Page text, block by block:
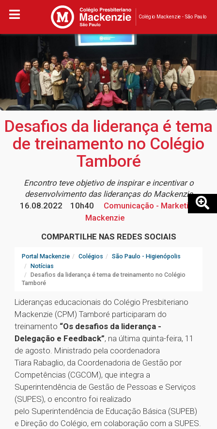
Colégio Mackenzie - São Paulo
Desafios da liderança é tema
de treinamento no Colégio
Tamboré
Encontro teve objetivo de inspirar e incentivar o
desenvolvimento das lideranças do Mackenzie
16.08.2022
10h40
Comunicação - Marketing
Mackenzie
COMPARTILHE NAS REDES SOCIAIS
Portal Mackenzie Colégios
São Paulo - Higienópolis
Notícias
Desafios da liderança é tema de treinamento no Colégio
Tamboré
Lideranças educacionais do Colégio Presbiteriano
Mackenzie (CPM) Tamboré participaram do
treinamento “Os desafios da liderança -
Delegação e Feedback”, na última quinta-feira, 11
de agosto. Ministrado pela coordenadora
Tiara Rabaglio, da Coordenadoria de Gestão por
Competências (CGCOM), que integra a
Superintendência de Gestão de Pessoas e Serviços
(SUPES), o encontro foi realizado
pelo Superintendência de Educação Básica (SUPEB)
e Direção do Colégio, em colaboração com a SUPES.